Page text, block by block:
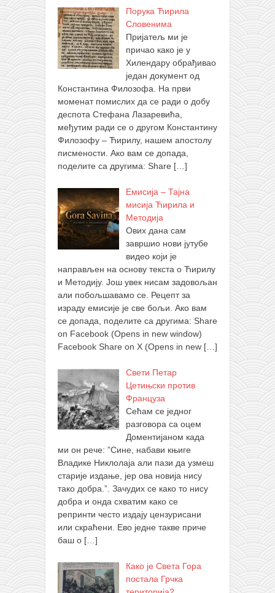
Порука Ћирила
Словенима
Пријатељ ми је
причао како је у
Хилендару обрађивао
један документ од
Константина Филозофа. На први
моменат помислих да се ради о добу
деспота Стефана Лазаревића,
међутим ради се о другом Константину
Филозофу – Ћирилу, нашем апостолу
писмености. Ако вам се допада,
поделите са другима: Share […]
Емисија – Тајна
мисија Ћирила и
Методија
Ових дана сам
завршио нови јутубе
видео који је
направљен на основу текста о Ћирилу
и Методију. Још увек нисам задовољан
али побољшавамо се. Рецепт за
израду емисије је све бољи. Ако вам
се допада, поделите са другима: Share
on Facebook (Opens in new window)
Facebook Share on X (Opens in new […]
Свети Петар
Цетињски против
Француза
Сећам се једног
разговора са оцем
Доментијаном када
ми он рече: ”Сине, набави књиге
Владике Никлолаја али пази да узмеш
старије издање, јер ова новија нису
тако добра.”. Зачудих се како то нису
добра и онда схватим како се
репринти често издају цензурисани
или скраћени. Ево једне такве приче
баш о […]
Како је Света Гора
постала Грчка